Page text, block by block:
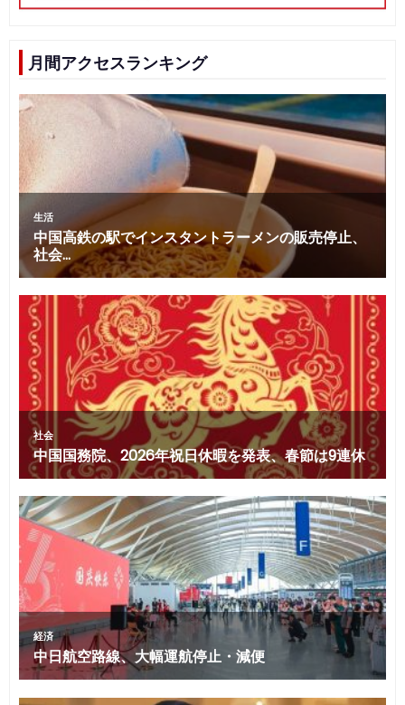
月間アクセスランキング